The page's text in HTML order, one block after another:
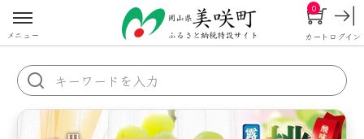
メニュー カート
0
ログイン